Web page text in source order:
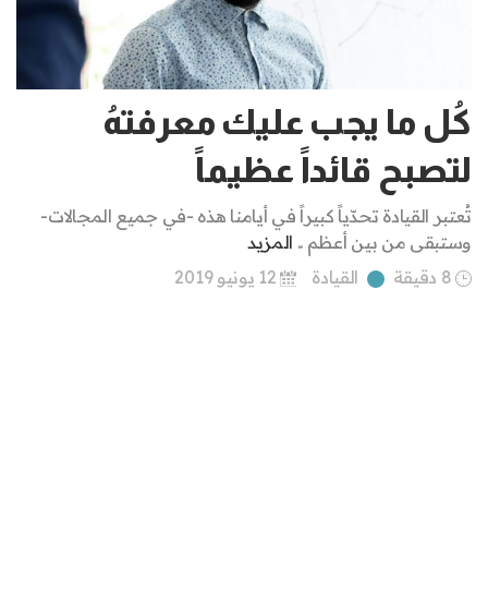
كُل ما يجب عليك معرفتهُ
لتصبح قائداً عظيماً
تُعتبر القيادة تحدّياً كبيراً في أيامنا هذه -في جميع المجالات-
وستبقى من بين أعظم .. المزيد
8 دقيقة
القيادة 12 يونيو 2019